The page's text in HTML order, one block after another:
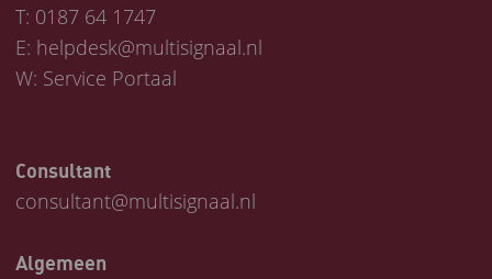
T: 0187 64 1747
E: helpdesk@multisignaal.nl
W: Service Portaal
Consultant
consultant@multisignaal.nl
Algemeen